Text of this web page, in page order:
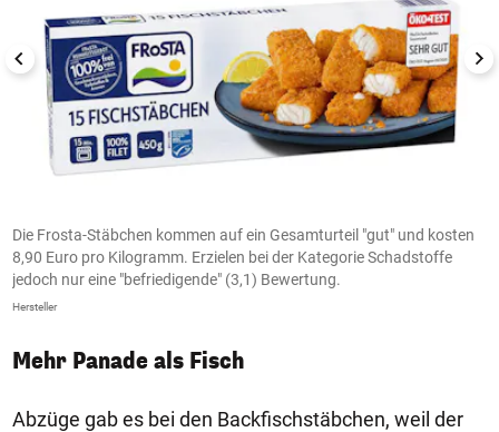
Die Frosta-Stäbchen kommen auf ein Gesamturteil "gut" und kosten
8,90 Euro pro Kilogramm. Erzielen bei der Kategorie Schadstoffe
jedoch nur eine "befriedigende" (3,1) Bewertung.
Hersteller
Mehr Panade als Fisch
Abzüge gab es bei den Backfischstäbchen, weil der